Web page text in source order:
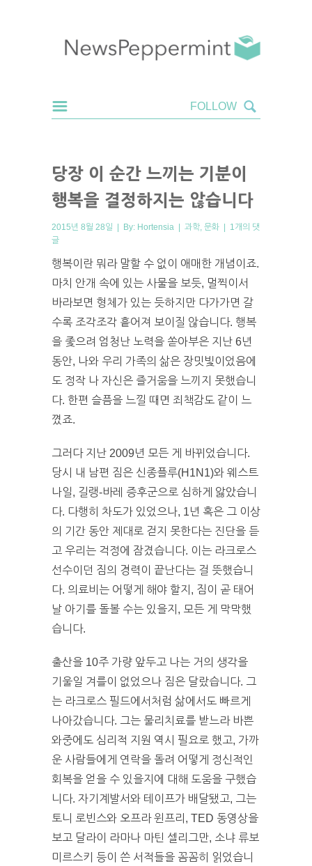
당장 이 순간 느끼는 기분이
행복을 결정하지는 않습니다
2015년 8월 28일 | By: Hortensia | 과학 문화 | 1개의 댓
글
행복이란 뭐라 말할 수 없이 애매한 개념이죠.
마치 안개 속에 있는 사물을 보듯, 멀찍이서
바라보면 형체가 있는 듯하지만 다가가면 갈
수록 조각조각 흩어져 보이질 않습니다. 행복
을 좇으려 엄청난 노력을 쏟아부은 지난 6년
동안, 나와 우리 가족의 삶은 장밋빛이었음에
도 정작 나 자신은 즐거움을 느끼지 못했습니
다. 한편 슬픔을 느낄 때면 죄책감도 같이 느
꼈죠.
그러다 지난 2009년 모든 게 바뀌었습니다.
당시 내 남편 짐은 신종플루(H1N1)와 웨스트
나일, 길랭-바레 증후군으로 심하게 앓았습니
다. 다행히 차도가 있었으나, 1년 혹은 그 이상
의 기간 동안 제대로 걷지 못한다는 진단을 듣
고 우리는 걱정에 잠겼습니다. 이는 라크로스
선수이던 짐의 경력이 끝난다는 걸 뜻했습니
다. 의료비는 어떻게 해야 할지, 짐이 곧 태어
날 아기를 돌볼 수는 있을지, 모든 게 막막했
습니다.
출산을 10주 가량 앞두고 나는 거의 생각을
기울일 겨를이 없었으나 짐은 달랐습니다. 그
는 라크로스 필드에서처럼 삶에서도 빠르게
나아갔습니다. 그는 물리치료를 받느라 바쁜
와중에도 심리적 지원 역시 필요로 했고, 가까
운 사람들에게 연락을 돌려 어떻게 정신적인
회복을 얻을 수 있을지에 대해 도움을 구했습
니다. 자기계발서와 테이프가 배달됐고, 그는
토니 로빈스와 오프라 윈프리, TED 동영상을
보고 달라이 라마나 마틴 셀리그만, 소냐 류보
미르스키 등이 쓴 서적들을 꼼꼼히 읽었습니